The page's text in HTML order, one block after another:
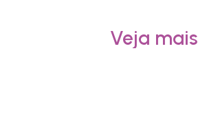
Veja mais